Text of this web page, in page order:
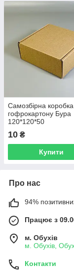
Самозбірна
гофрокартону Бура
120*120*50
10 ₴
Купити
Про нас
94%
Працює з
м. Обухів
м. Обухів,
Контакти